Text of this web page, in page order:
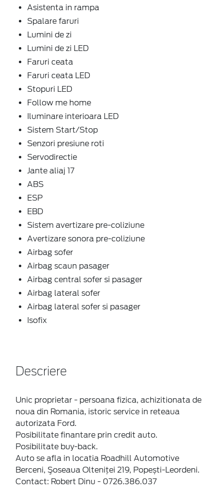
Asistenta in rampa
Spalare faruri
Lumini de zi
Lumini de zi LED
Faruri ceata
Faruri ceata LED
Stopuri LED
Follow me home
Iluminare interioara LED
Sistem Start/Stop
Senzori presiune roti
Servodirectie
Jante aliaj 17
ABS
ESP
EBD
Sistem avertizare pre-coliziune
Avertizare sonora pre-coliziune
Airbag sofer
Airbag scaun pasager
Airbag central sofer si pasager
Airbag lateral sofer
Airbag lateral sofer si pasager
Isofix
Descriere
Unic proprietar - persoana fizica, achizitionata de
noua din Romania, istoric service in reteaua
autorizata Ford.
Posibilitate finantare prin credit auto.
Posibilitate buy-back.
Auto se afla in locatia Roadhill Automotive
Berceni, Şoseaua Olteniţei 219, Popești-Leordeni.
Contact: Robert Dinu - 0726.386.037